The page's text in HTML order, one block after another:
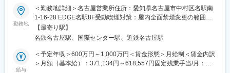
テクニカルソリューション部門との連携
オペレーション部門との調整
ドイツ本社・ポーランド工場との技術確認
■取り扱い製品
ディスクレーザ、ファイバレーザ、パルスレーザ、レーザ加工シ
ハード×ソフト一体提案／大手メーカー実績／グロース上場
■仕事内容
自動車メーカーおよび自動車部品メーカーを対象とした法人営業
を担当いただきます。
AI検査装置、IoTシステム、画像処理ソリューションなど、当社の
全プロダクトを活用し、自動車の生産ラインにおける課題解決を
提案するポジションです。新規顧客開拓から既存顧客のフォロ
ー、社内の技術部門と連携したソリューション提案まで、幅広い
勤務地
＜勤務地詳細＞名古屋営業所住所：愛知県名古屋市中村区名駅南
1-16-28 EDGE名駅8F受動喫煙対策：屋内全面禁煙変更の範囲：
会社の定める事業所
【最寄り駅】
名鉄名古屋駅、国際センター駅、近鉄名古屋駅
給与
＜予定年収＞600万円～1,000万円＜賃金形態＞月給制＜賃金内訳
＞月額（基本給）：371,134円～618,557円固定残業手当/月：